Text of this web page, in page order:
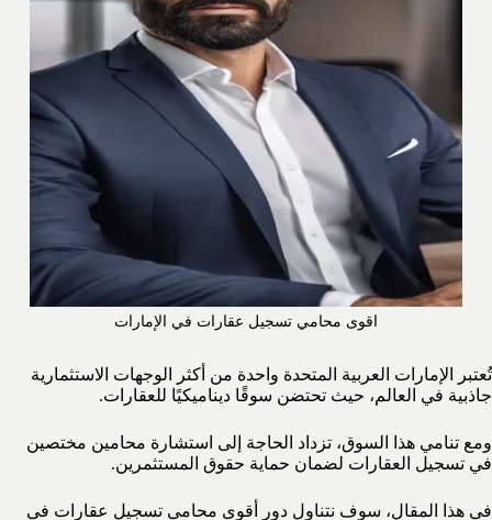
اقوى محامي تسجيل عقارات في الإمارات
تُعتبر الإمارات العربية المتحدة واحدة من أكثر الوجهات الاستثمارية
جاذبية في العالم، حيث تحتضن سوقًا ديناميكيًا للعقارات.
ومع تنامي هذا السوق، تزداد الحاجة إلى استشارة محامين مختصين
في تسجيل العقارات لضمان حماية حقوق المستثمرين.
في هذا المقال، سوف نتناول دور أقوى محامي تسجيل عقارات في